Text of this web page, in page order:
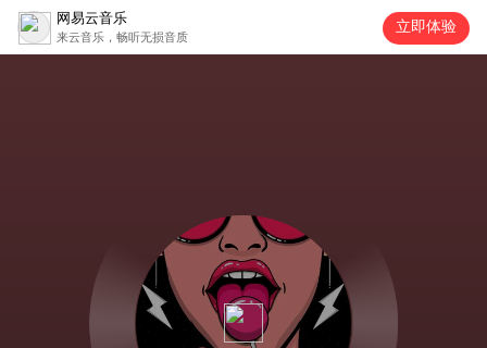
网易云音乐
来云音乐，畅听无损音质
立即体验